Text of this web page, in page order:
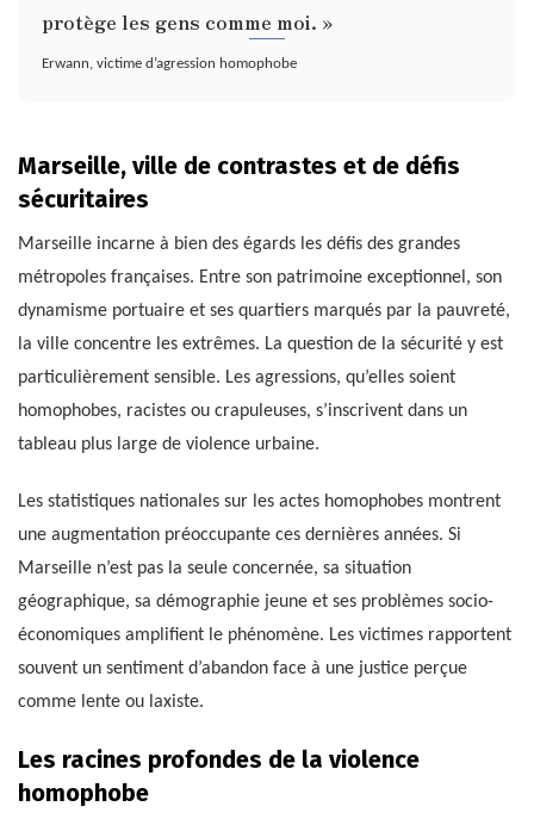
protège les gens comme moi. »
Erwann, victime d’agression homophobe
Marseille, ville de contrastes et de défis
sécuritaires
Marseille incarne à bien des égards les défis des grandes
métropoles françaises. Entre son patrimoine exceptionnel, son
dynamisme portuaire et ses quartiers marqués par la pauvreté,
la ville concentre les extrêmes. La question de la sécurité y est
particulièrement sensible. Les agressions, qu’elles soient
homophobes, racistes ou crapuleuses, s’inscrivent dans un
tableau plus large de violence urbaine.
Les statistiques nationales sur les actes homophobes montrent
une augmentation préoccupante ces dernières années. Si
Marseille n’est pas la seule concernée, sa situation
géographique, sa démographie jeune et ses problèmes socio-
économiques amplifient le phénomène. Les victimes rapportent
souvent un sentiment d’abandon face à une justice perçue
comme lente ou laxiste.
Les racines profondes de la violence
homophobe